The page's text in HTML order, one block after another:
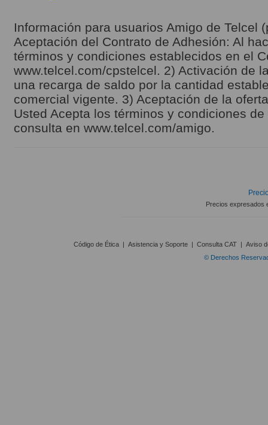
Información para usuarios Amigo de Telcel
Aceptación del Contrato de Adhesión: Al
términos y condiciones establecidos en el
www.telcel.com/cpstelcel. 2) Activación de
una recarga de saldo por la cantidad
comercial vigente. 3) Aceptación de la
Usted Acepta los términos y condiciones
consulta en www.telcel.com/amigo.
Precios expresados
Código de Ética | Asistencia y Soporte | Consulta CAT | Aviso
© Derechos